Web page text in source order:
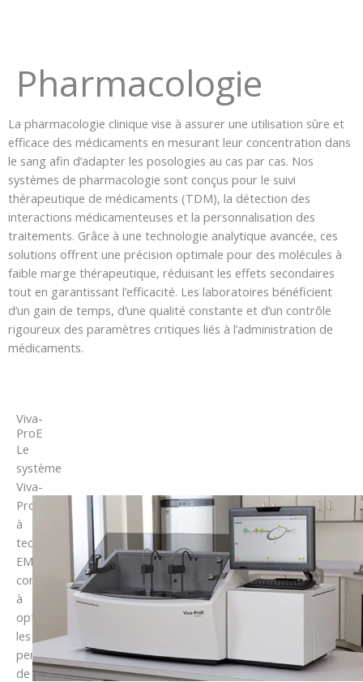
Pharmacologie
La pharmacologie clinique vise à assurer une utilisation sûre et
efficace des médicaments en mesurant leur concentration dans
le sang afin d’adapter les posologies au cas par cas. Nos
systèmes de pharmacologie sont conçus pour le suivi
thérapeutique de médicaments (TDM), la détection des
interactions médicamenteuses et la personnalisation des
traitements. Grâce à une technologie analytique avancée, ces
solutions offrent une précision optimale pour des molécules à
faible marge thérapeutique, réduisant les effets secondaires
tout en garantissant l’efficacité. Les laboratoires bénéficient
d’un gain de temps, d’une qualité constante et d’un contrôle
rigoureux des paramètres critiques liés à l’administration de
médicaments.
Viva-
ProE
Le
système
Viva-
ProE
à
technologie
EMIT
contribue
à
optimiser
les
performances
de